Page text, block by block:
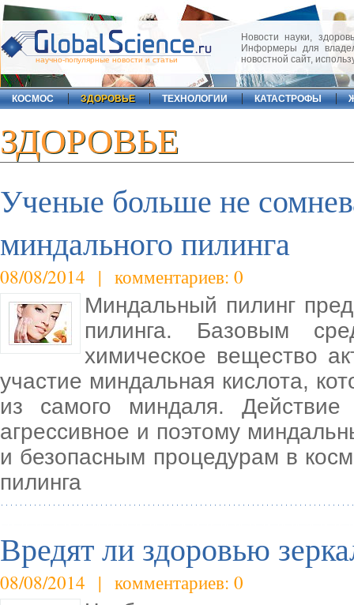
научно-популярные новости и статьи
Новости науки,
Информеры для
новостной сайт,
КОСМОС ЗДОРОВЬЕ ТЕХНОЛОГИИ КАТАСТРОФЫ
ЗДОРОВЬЕ
Ученые больше не
миндального пилинга
08/08/2014 | комментариев: 0
Миндальный пилинг
пилинга. Базовым
химическое вещество
участие миндальная кислота,
из самого миндаля.
агрессивное и поэтому
и безопасным процедурам в
пилинга
Вредят ли здоровью
08/08/2014 | комментариев: 0